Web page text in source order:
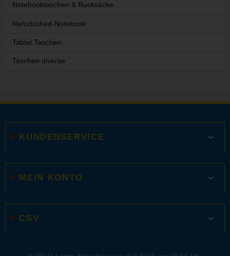
Notebooktaschen & Rucksäcke
Refurbished-Notebook
Tablet Taschen
Taschen diverse
KUNDENSERVICE
MEIN KONTO
CSV